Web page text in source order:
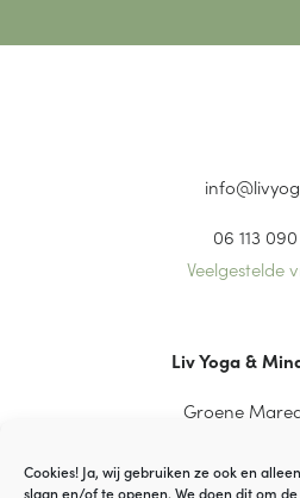
Cookies! Ja, wij gebruiken ze ook en
slaan en/of te openen. We doen dit om
06 113
Veelgestelde
Liv Yoga &
Groene